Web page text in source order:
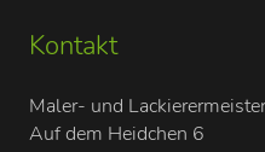
Kontakt
Maler- und
Auf dem Heidchen 6